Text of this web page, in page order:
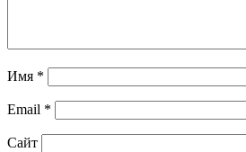
Имя *
Email *
Сайт